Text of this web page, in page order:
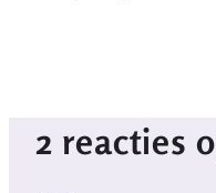
2 reacties